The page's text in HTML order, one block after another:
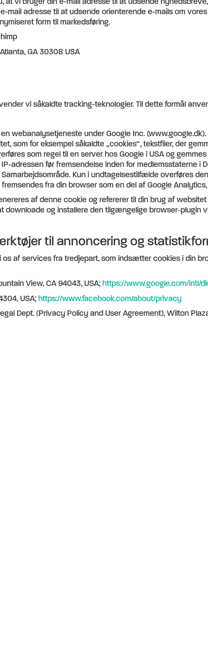
mail adresse til at udsende orienterende e-mails om
form til markedsføring.
GA 30308 USA
vi såkaldte tracking-teknologier. Til dette formål
webanalysetjeneste under Google Inc.
som for eksempel såkaldte „cookies“, tekstfiler, der
som regel til en server hos Google i USA og
adressen før fremsendelse inden for medlemsstaterne i
Kun i undtagelsestilfælde overføres
fra din browser som en del af Google
af denne cookie og refererer til din brug af
downloade og installere den tilgængelige browser-plugin
til annoncering og
af services fra tredjepart, som indsætter cookies i din
View, CA 94043, USA; https://www.google.com/intl/
USA; https://www.facebook.com/about/privacy
Dept. (Privacy Policy and User Agreement), Wilton